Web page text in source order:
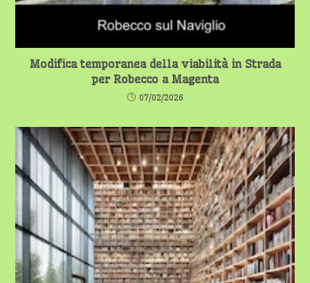
Modifica temporanea della viabilità in Strada
per Robecco a Magenta
07/02/2026